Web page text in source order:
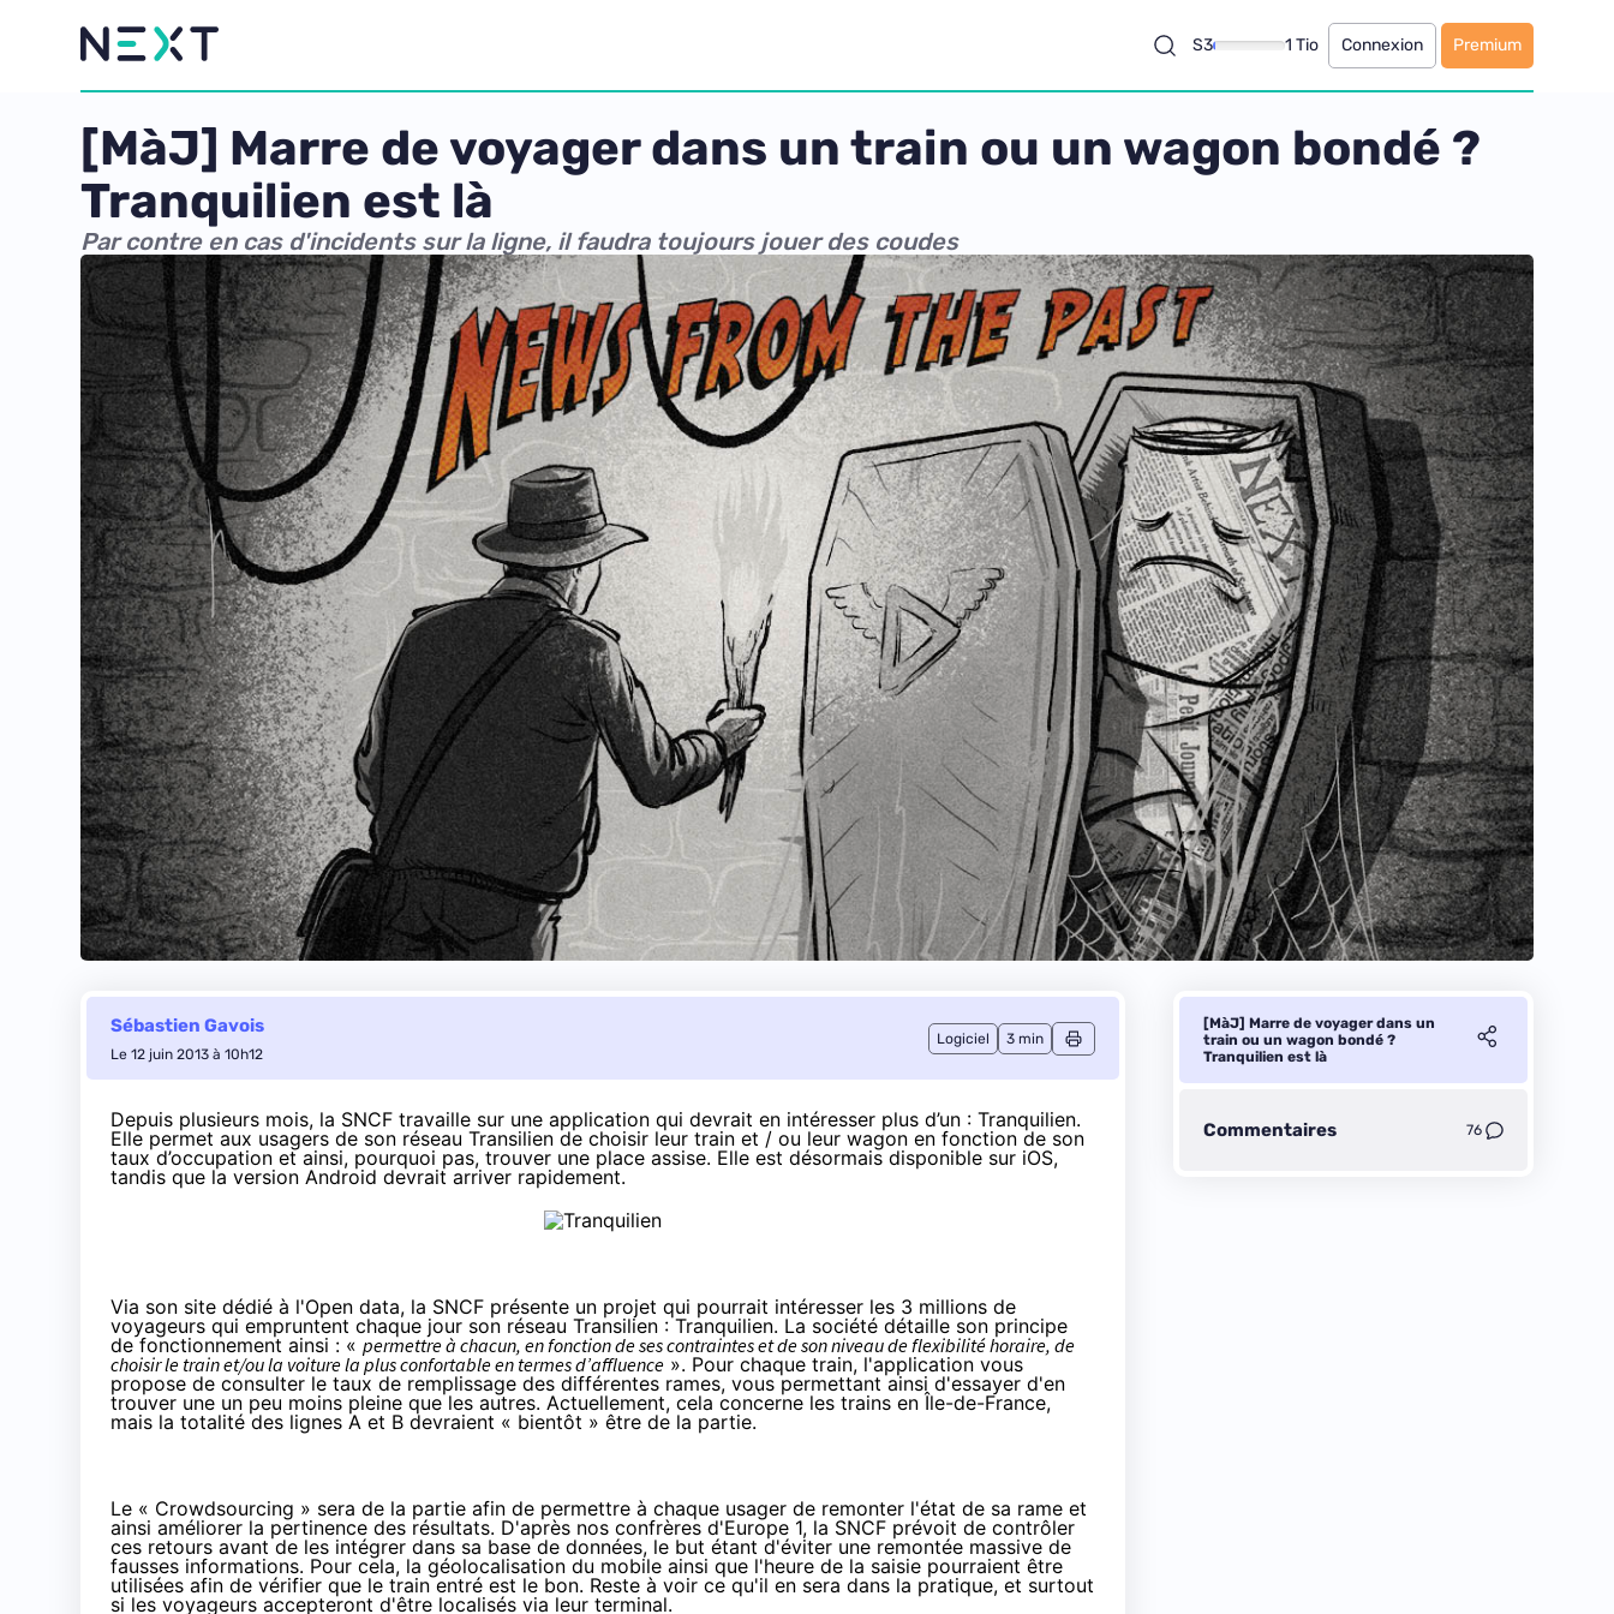
S3 1 Tio Connexion Premium
[MàJ] Marre de voyager dans un train ou un wagon bondé ?
Tranquilien est là
Par contre en cas d'incidents sur la ligne, il faudra toujours jouer des coudes
Sébastien Gavois
Le 12 juin 2013 à 10h12
Logiciel 3 min
Depuis plusieurs mois, la SNCF travaille sur une application qui devrait en intéresser plus d’un : Tranquilien.
Elle permet aux usagers de son réseau Transilien de choisir leur train et / ou leur wagon en fonction de son
taux d’occupation et ainsi, pourquoi pas, trouver une place assise. Elle est désormais disponible sur iOS,
tandis que la version Android devrait arriver rapidement.
Via son site dédié à l'Open data, la SNCF présente un projet qui pourrait intéresser les 3 millions de
voyageurs qui empruntent chaque jour son réseau Transilien : Tranquilien. La société détaille son principe
de fonctionnement ainsi : « permettre à chacun, en fonction de ses contraintes et de son niveau de flexibilité horaire, de
choisir le train et/ou la voiture la plus confortable en termes d’affluence ». Pour chaque train, l'application vous
propose de consulter le taux de remplissage des différentes rames, vous permettant ainsi d'essayer d'en
trouver une un peu moins pleine que les autres. Actuellement, cela concerne les trains en Île-de-France,
mais la totalité des lignes A et B devraient « bientôt » être de la partie.
Le « Crowdsourcing » sera de la partie afin de permettre à chaque usager de remonter l'état de sa rame et
ainsi améliorer la pertinence des résultats. D'après nos confrères d'Europe 1, la SNCF prévoit de contrôler
ces retours avant de les intégrer dans sa base de données, le but étant d'éviter une remontée massive de
fausses informations. Pour cela, la géolocalisation du mobile ainsi que l'heure de la saisie pourraient être
utilisées afin de vérifier que le train entré est le bon. Reste à voir ce qu'il en sera dans la pratique, et surtout
si les voyageurs accepteront d'être localisés via leur terminal.
[MàJ] Marre de voyager dans un
train ou un wagon bondé ?
Tranquilien est là
Commentaires 76